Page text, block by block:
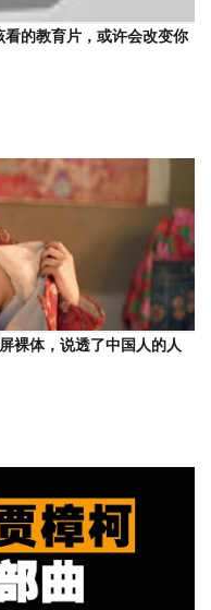
看的教育片，或许会改变你
裸体，说透了中国人的人